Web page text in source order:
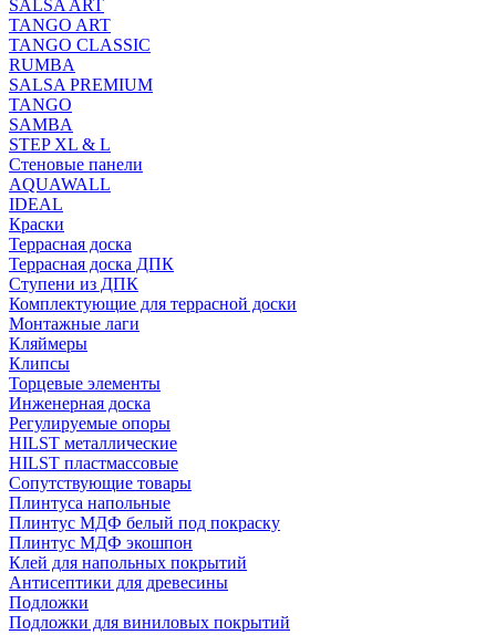
SALSA ART
TANGO ART
TANGO CLASSIC
RUMBA
SALSA PREMIUM
TANGO
SAMBA
STEP XL & L
Стеновые панели
AQUAWALL
IDEAL
Краски
Террасная доска
Террасная доска ДПК
Ступени из ДПК
Комплектующие для террасной доски
Монтажные лаги
Кляймеры
Клипсы
Торцевые элементы
Инженерная доска
Регулируемые опоры
HILST металлические
HILST пластмассовые
Сопутствующие товары
Плинтуса напольные
Плинтус МДФ белый под покраску
Плинтус МДФ экошпон
Клей для напольных покрытий
Антисептики для древесины
Подложки
Подложки для виниловых покрытий